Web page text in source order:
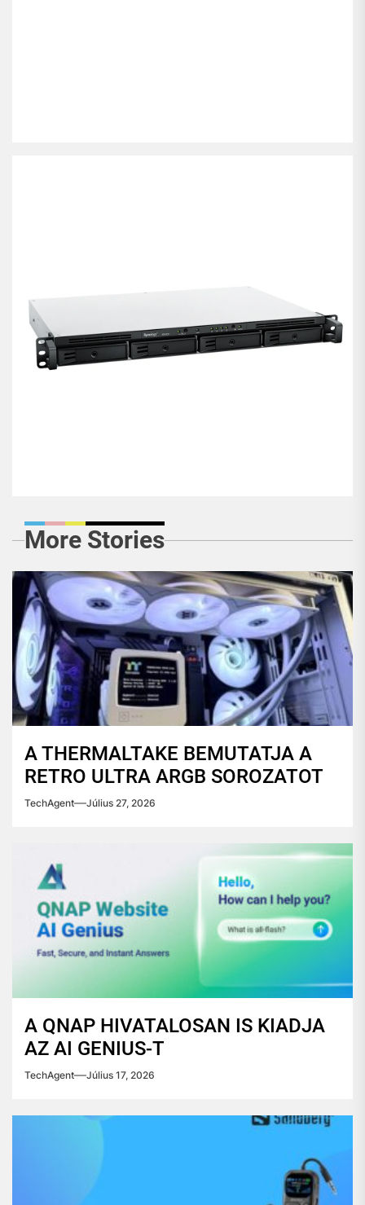
More Stories
A THERMALTAKE BEMUTATJA A
RETRO ULTRA ARGB SOROZATOT
TechAgent Július 27, 2026
A QNAP HIVATALOSAN IS KIADJA
AZ AI GENIUS-T
TechAgent Július 17, 2026